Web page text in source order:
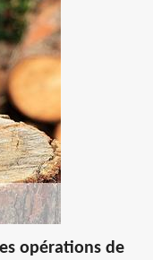
opérations de